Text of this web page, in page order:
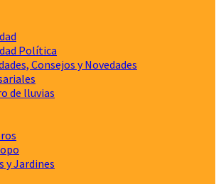
Política
Consejos y Novedades
de lluvias
y Jardines